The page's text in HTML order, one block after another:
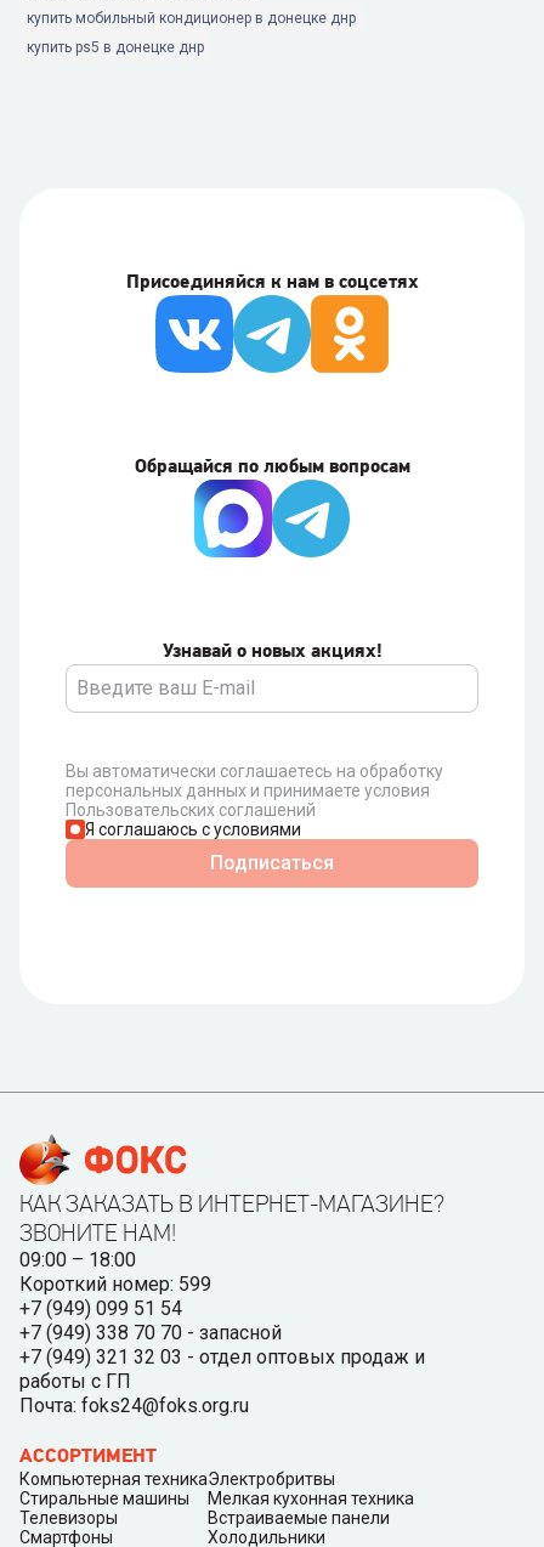
купить мобильный кондиционер в донецке днр
купить ps5 в донецке днр
Присоединяйся к нам в соцсетях
Узнавай о новых акциях!
Вы автоматически соглашаетесь на обработку
персональных данных и принимаете условия
Пользовательских соглашений
Я соглашаюсь с условиями
Подписаться
Обращайся по любым вопросам
КАК ЗАКАЗАТЬ В ИНТЕРНЕТ-МАГАЗИНЕ?
ЗВОНИТЕ НАМ!
09:00 – 18:00
Короткий номер: 599
+7 (949) 099 51 54
+7 (949) 338 70 70 - запасной
+7 (949) 321 32 03 - отдел оптовых продаж и
работы с ГП
Почта: foks24@foks.org.ru
АССОРТИМЕНТ
Компьютерная техника
Стиральные машины
Телевизоры
Смартфоны
Электробритвы
Мелкая кухонная техника
Встраиваемые панели
Холодильники